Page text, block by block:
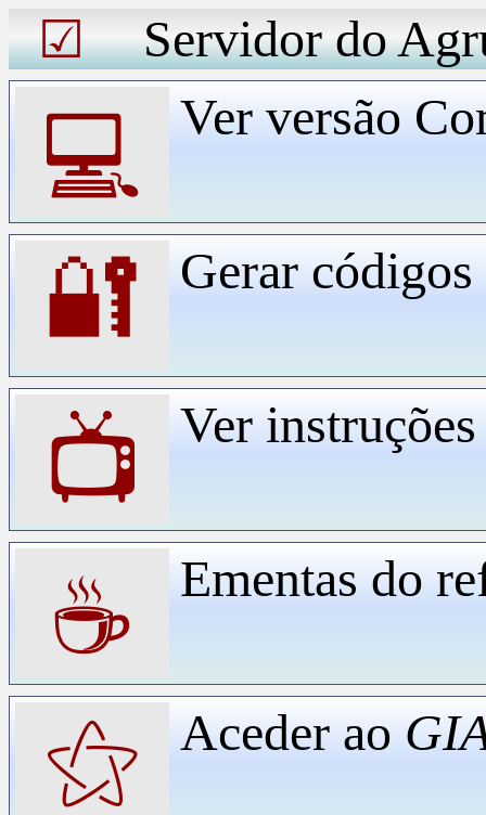
☑ Servidor do
💻 Ver versão
🔐 Gerar
📺 Ver
☕ Ementas do
⚝ Aceder ao